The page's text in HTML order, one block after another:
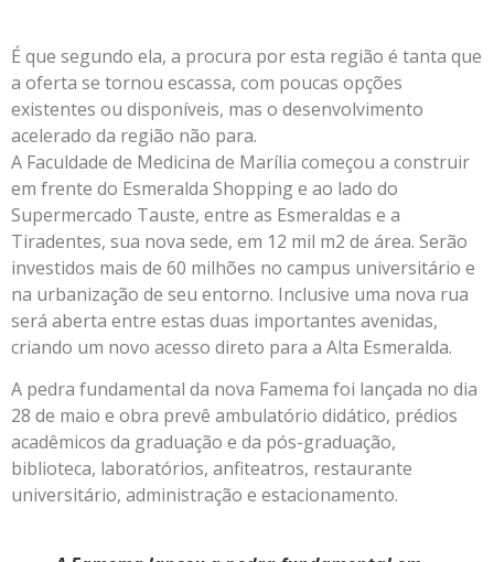
É que segundo ela, a procura por esta região é tanta que
a oferta se tornou escassa, com poucas opções
existentes ou disponíveis, mas o desenvolvimento
acelerado da região não para.
A Faculdade de Medicina de Marília começou a construir
em frente do Esmeralda Shopping e ao lado do
Supermercado Tauste, entre as Esmeraldas e a
Tiradentes, sua nova sede, em 12 mil m2 de área. Serão
investidos mais de 60 milhões no campus universitário e
na urbanização de seu entorno. Inclusive uma nova rua
será aberta entre estas duas importantes avenidas,
criando um novo acesso direto para a Alta Esmeralda.
A pedra fundamental da nova Famema foi lançada no dia
28 de maio e obra prevê ambulatório didático, prédios
acadêmicos da graduação e da pós-graduação,
biblioteca, laboratórios, anfiteatros, restaurante
universitário, administração e estacionamento.